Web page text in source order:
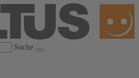
Suche